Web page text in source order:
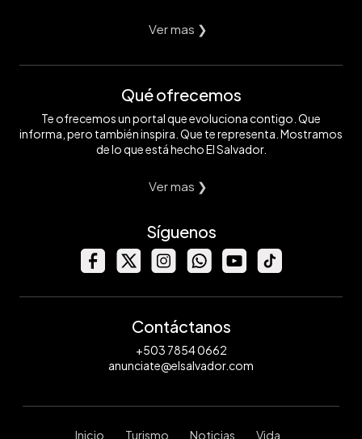
Ver mas ❯
Qué ofrecemos
Te ofrecemos un portal que evoluciona contigo. Que
informa, pero también inspira. Que te representa. Mostramos
de lo que está hecho El Salvador.
Ver mas ❯
Síguenos
Contáctanos
+503 7854 0662
anunciate@elsalvador.com
Inicio Turismo Noticias Vida